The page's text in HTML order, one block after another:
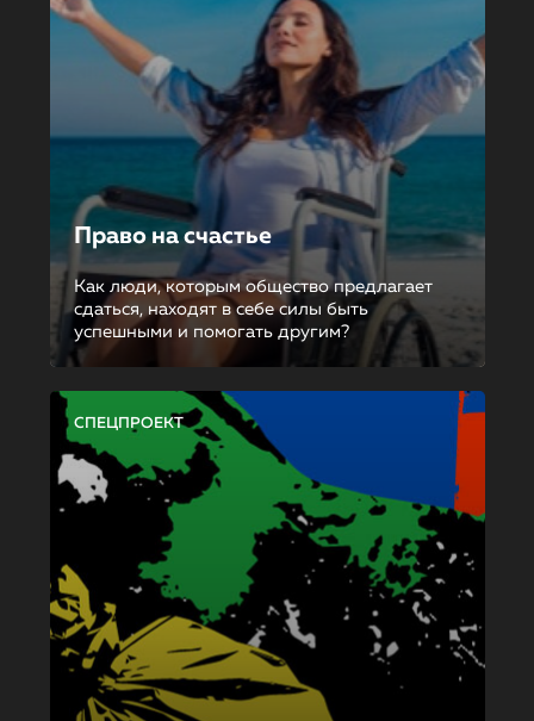
Право на счастье
Как люди, которым общество предлагает
сдаться, находят в себе силы быть
успешными и помогать другим?
СПЕЦПРОЕКТ